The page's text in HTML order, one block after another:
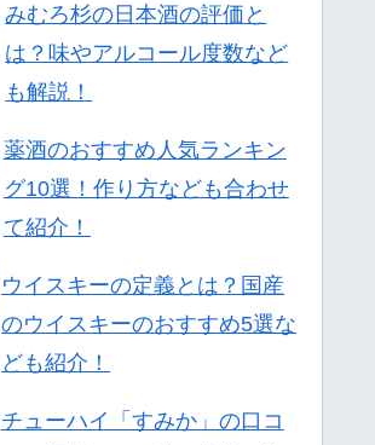
みむろ杉の日本酒の評価と
は？味やアルコール度数など
も解説！
薬酒のおすすめ人気ランキン
グ10選！作り方なども合わせ
て紹介！
ウイスキーの定義とは？国産
のウイスキーのおすすめ5選な
ども紹介！
チューハイ「すみか」の口コ